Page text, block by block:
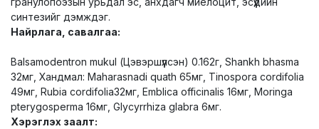
синтезийг дэмждэг.
Найрлага, савалгаа:
Balsamodentron mukul (Цэвэршүүлсэн) 0.162г, Shankh bhasma
32мг, Хандмал: Maharasnadi quath 65мг, Tinospora cordifolia
49мг, Rubia cordifolia32мг, Emblica officinalis 16мг, Moringa
pterygosperma 16мг, Glycyrrhiza glabra 6мг.
Хэрэглэх заалт: